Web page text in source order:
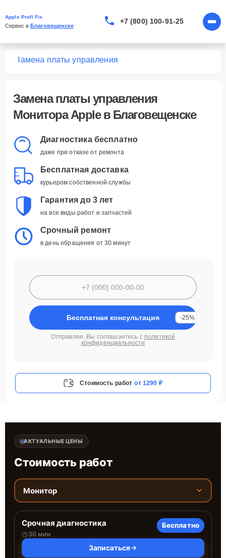
Apple Profi Fix
Сервис в Благовещенске
+7 (800) 100-91-25
Замена платы управления
Замена платы управления
Монитора Apple в Благовещенске
Диагностика бесплатно
даже при отказе от ремонта
Бесплатная доставка
курьером собственной службы
Гарантия до 3 лет
на все виды работ и запчастей
Срочный ремонт
в день обращения от 30 минут
Бесплатная консультация -25%
Отправляя, Вы соглашаетесь с политикой
конфиденциальности
Стоимость работ от 1290 ₽
АКТУАЛЬНЫЕ ЦЕНЫ
Стоимость работ
Монитор
Срочная диагностика
30 мин
Бесплатно
Записаться